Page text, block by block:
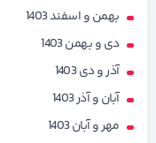
بهمن و اسفند 1403
دی و بهمن 1403
آذر و دی 1403
آبان و آذر 1403
مهر و آبان 1403